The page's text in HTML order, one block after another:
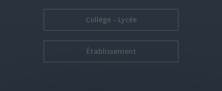
Collège - Lycée
Établissement